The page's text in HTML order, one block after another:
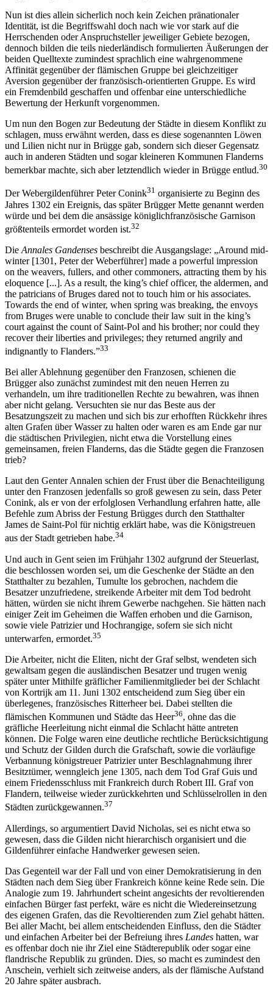
Nun ist dies allein sicherlich noch kein Zeichen pränationaler
Identität, ist die Begriffswahl doch nach wie vor stark auf die
Herrschenden oder Anspruchsteller jeweiliger Gebiete bezogen,
dennoch bilden die teils niederländisch formulierten Äußerungen der
beiden Quelltexte zumindest sprachlich eine wahrgenommene
Affinität gegenüber der flämischen Gruppe bei gleichzeitiger
Aversion gegenüber der französisch-orientierten Gruppe. Es wird
ein Fremdenbild geschaffen und offenbar eine unterschiedliche
Bewertung der Herkunft vorgenommen.
Um nun den Bogen zur Bedeutung der Städte in diesem Konflikt zu
schlagen, muss erwähnt werden, dass es diese sogenannten Löwen
und Lilien nicht nur in Brügge gab, sondern sich dieser Gegensatz
auch in anderen Städten und sogar kleineren Kommunen Flanderns
bemerkbar machte, sich aber letztendlich wieder in Brügge entlud.30
Der Webergildenführer Peter Conink31 organisierte zu Beginn des
Jahres 1302 ein Ereignis, das später Brügger Mette genannt werden
würde und bei dem die ansässige königlichfranzösische Garnison
größtenteils ermordet worden ist.32
Die Annales Gandenses beschreibt die Ausgangslage: „Around mid-
winter [1301, Peter der Weberführer] made a powerful impression
on the weavers, fullers, and other commoners, attracting them by his
eloquence [...]. As a result, the king’s chief officer, the aldermen, and
the patricians of Bruges dared not to touch him or his associates.
Towards the end of winter, when spring was breaking, the envoys
from Bruges were unable to conclude their law suit in the king’s
court against the count of Saint-Pol and his brother; nor could they
recover their liberties and privileges; they returned angrily and
indignantly to Flanders.”33
Bei aller Ablehnung gegenüber den Franzosen, schienen die
Brügger also zunächst zumindest mit den neuen Herren zu
verhandeln, um ihre traditionellen Rechte zu bewahren, was ihnen
aber nicht gelang. Versuchten sie nur das Beste aus der
Besatzungszeit zu machen und sich bis zur erhofften Rückkehr ihres
alten Grafen über Wasser zu halten oder waren es am Ende gar nur
die städtischen Privilegien, nicht etwa die Vorstellung eines
gemeinsamen, freien Flanderns, das die Städte gegen die Franzosen
trieb?
Laut den Genter Annalen schien der Frust über die Benachteiligung
unter den Franzosen jedenfalls so groß gewesen zu sein, dass Peter
Conink, als er von der erfolglosen Verhandlung erfahren hatte, alle
Befehle zum Abriss der Festung Brügges durch den Statthalter
James de Saint-Pol für nichtig erklärt habe, was die Königstreuen
aus der Stadt getrieben habe.34
Und auch in Gent seien im Frühjahr 1302 aufgrund der Steuerlast,
die beschlossen worden sei, um die Geschenke der Städte an den
Statthalter zu bezahlen, Tumulte los gebrochen, nachdem die
Besatzer unzufriedene, streikende Arbeiter mit dem Tod bedroht
hätten, würden sie nicht ihrem Gewerbe nachgehen. Sie hätten nach
einiger Zeit im Geheimen die Waffen erhoben und die Garnison,
sowie viele Patrizier und Hochrangige, sofern sie sich nicht
unterwarfen, ermordet.35
Die Arbeiter, nicht die Eliten, nicht der Graf selbst, wendeten sich
gewaltsam gegen die ausländischen Besatzer und trugen wenig
später unter Mithilfe gräflicher Familienmitglieder bei der Schlacht
von Kortrijk am 11. Juni 1302 entscheidend zum Sieg über ein
überlegenes, französisches Ritterheer bei. Dabei stellten die
flämischen Kommunen und Städte das Heer36, ohne das die
gräfliche Heerleitung nicht einmal die Schlacht hätte antreten
können. Die Folge waren eine deutliche rechtliche Berücksichtigung
und Schutz der Gilden durch die Grafschaft, sowie die vorläufige
Verbannung königstreuer Patrizier unter Beschlagnahmung ihrer
Besitztümer, wenngleich jene 1305, nach dem Tod Graf Guis und
einem Friedensschluss mit Frankreich durch Robert III. Graf von
Flandern, teilweise wieder zurückkehrten und Schlüsselrollen in den
Städten zurückgewannen.37
Allerdings, so argumentiert David Nicholas, sei es nicht etwa so
gewesen, dass die Gilden nicht hierarchisch organisiert und die
Gildenführer einfache Handwerker gewesen seien.
Das Gegenteil war der Fall und von einer Demokratisierung in den
Städten nach dem Sieg über Frankreich könne keine Rede sein. Die
Analogie zum 19. Jahrhundert scheint angesichts der revoltierenden
einfachen Bürger fast perfekt, wäre es nicht die Wiedereinsetzung
des eigenen Grafen, das die Revoltierenden zum Ziel gehabt hätten.
Bei aller Macht, bei allem entscheidenden Einfluss, den die Städter
und einfachen Arbeiter bei der Befreiung ihres Landes hatten, war
es offenbar doch nie ihr Ziel eine Städterepublik oder sogar eine
flandrische Republik zu gründen. Dies, so macht es zumindest den
Anschein, verhielt sich zeitweise anders, als der flämische Aufstand
20 Jahre später ausbrach.